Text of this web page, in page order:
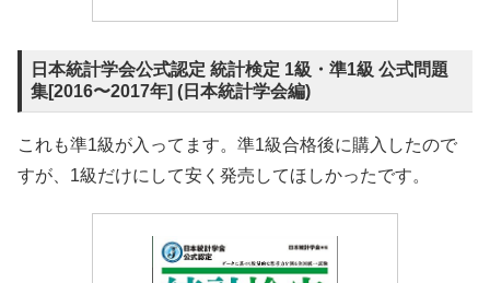
日本統計学会公式認定 統計検定 1級・準1級 公式問題
集[2016〜2017年] (日本統計学会編)
これも準1級が入ってます。準1級合格後に購入したので
すが、1級だけにして安く発売してほしかったです。